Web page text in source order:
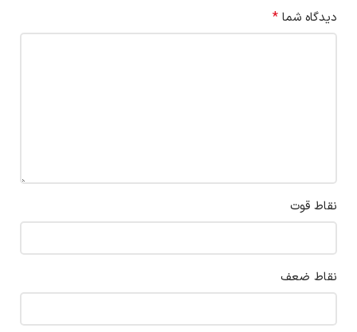
دیدگاه شما *
نقاط قوت
نقاط ضعف